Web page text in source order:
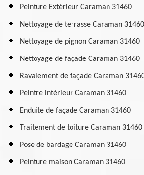
Peinture Extérieur Caraman 31460
Nettoyage de terrasse Caraman 31460
Nettoyage de pignon Caraman 31460
Nettoyage de façade Caraman 31460
Ravalement de façade Caraman
Peintre intérieur Caraman 31460
Enduite de façade Caraman 31460
Traitement de toiture Caraman 31460
Pose de bardage Caraman 31460
Peinture maison Caraman 31460